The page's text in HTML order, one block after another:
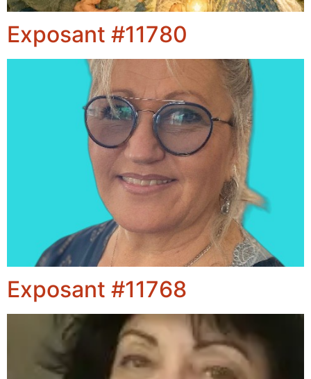
Exposant #11780
Exposant #11768